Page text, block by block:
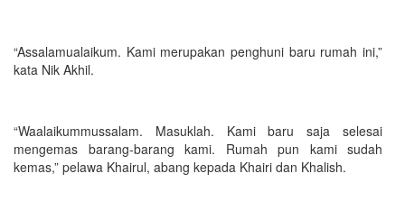
“Assalamualaikum. Kami merupakan penghuni baru rumah ini,”
kata Nik Akhil.
“Waalaikummussalam. Masuklah. Kami baru saja selesai
mengemas barang-barang kami. Rumah pun kami sudah
kemas,” pelawa Khairul, abang kepada Khairi dan Khalish.